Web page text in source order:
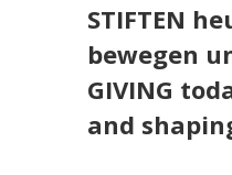
STIFTEN
bewegen
GIVING
and